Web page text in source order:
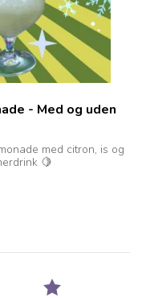
- Med og uden
med citron, is og
🍋